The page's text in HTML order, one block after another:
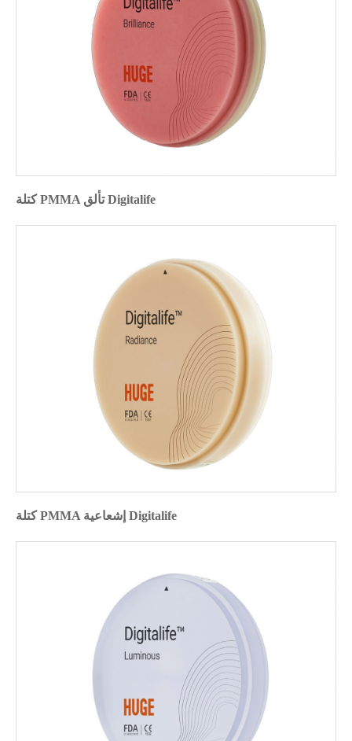
كتلة PMMA تألق Digitalife
كتلة PMMA إشعاعية Digitalife